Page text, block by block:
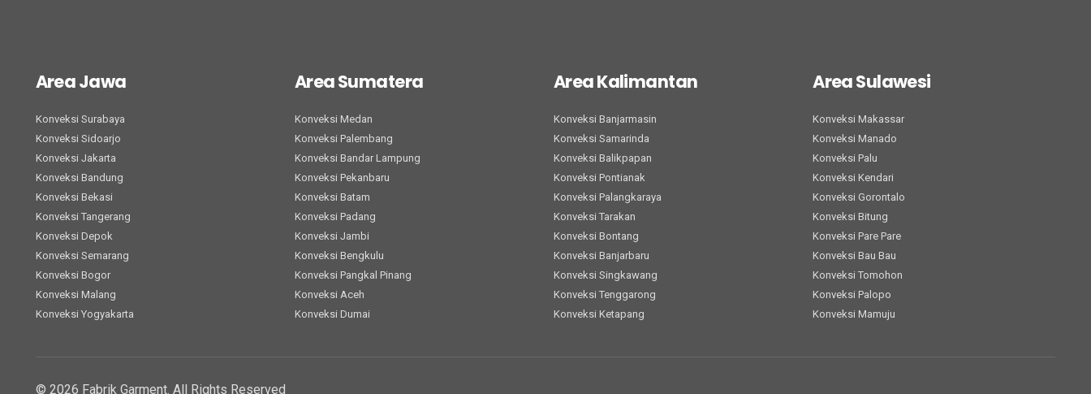
Area Jawa
Konveksi Surabaya
Konveksi Sidoarjo
Konveksi Jakarta
Konveksi Bandung
Konveksi Bekasi
Konveksi Tangerang
Konveksi Depok
Konveksi Semarang
Konveksi Bogor
Konveksi Malang
Konveksi Yogyakarta
Area Sumatera
Konveksi Medan
Konveksi Palembang
Konveksi Bandar Lampung
Konveksi Pekanbaru
Konveksi Batam
Konveksi Padang
Konveksi Jambi
Konveksi Bengkulu
Konveksi Pangkal Pinang
Konveksi Aceh
Konveksi Dumai
Area Kalimantan
Konveksi Banjarmasin
Konveksi Samarinda
Konveksi Balikpapan
Konveksi Pontianak
Konveksi Palangkaraya
Konveksi Tarakan
Konveksi Bontang
Konveksi Banjarbaru
Konveksi Singkawang
Konveksi Tenggarong
Konveksi Ketapang
Area Sulawesi
Konveksi Makassar
Konveksi Manado
Konveksi Palu
Konveksi Kendari
Konveksi Gorontalo
Konveksi Bitung
Konveksi Pare Pare
Konveksi Bau Bau
Konveksi Tomohon
Konveksi Palopo
Konveksi Mamuju
© 2026 Fabrik Garment. All Rights Reserved